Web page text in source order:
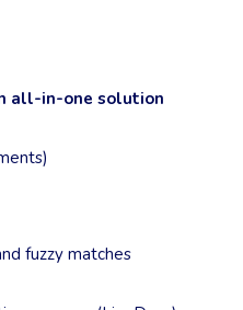
all-in-one solution
fuzzy matches